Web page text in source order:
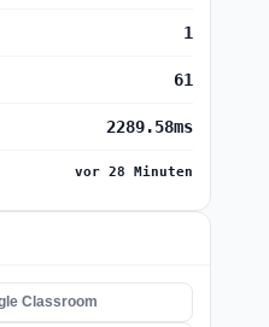
1
61
2289.58ms
vor 28 Minuten
Classroom